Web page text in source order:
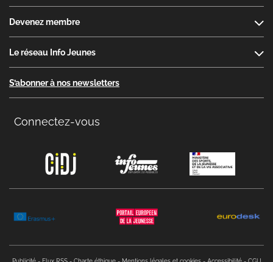
Devenez membre
Le réseau Info Jeunes
S’abonner à nos newsletters
Connectez-vous